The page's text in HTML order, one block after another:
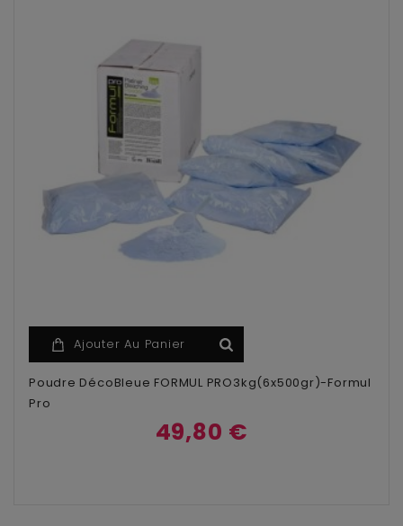
Ajouter Au Panier
Poudre DécoBleue FORMUL PRO3kg(6x500gr)-Formul
Pro
49,80 €